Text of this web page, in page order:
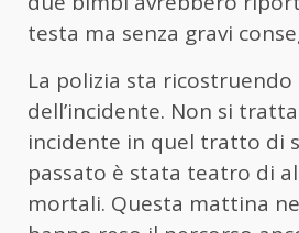
testa ma senza gravi
La polizia sta ricostruendo
dell’incidente. Non si
incidente in quel tratto di
passato è stata teatro di
mortali. Questa mattina